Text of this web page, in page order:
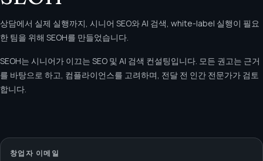
상담에서 실제 실행까지, 시니어 SEO와 AI 검색, white-label 실행이 필요
한 팀을 위해 SEOH를 만들었습니다.
SEOH는 시니어가 이끄는 SEO 및 AI 검색 컨설팅입니다. 모든 권고는 근거
를 바탕으로 하고, 컴플라이언스를 고려하며, 전달 전 인간 전문가가 검토
합니다.
창업자 이메일